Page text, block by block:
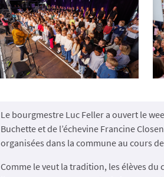
Le bourgmestre Luc Feller a ouvert le
Buchette et de l’échevine Francine
organisées dans la commune au cours
Comme le veut la tradition, les élèves du